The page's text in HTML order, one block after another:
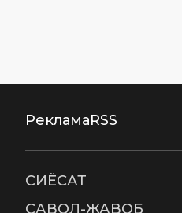
РекламаRSS
СИËСАТ
САВОЛ-ЖАВОБ